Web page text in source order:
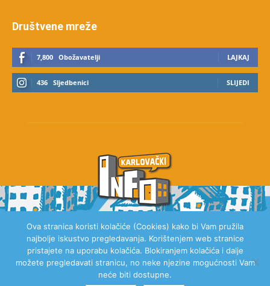
Društvene mreže
7,800 Obožavatelji LAJKAJ
436 Sljedbenici SLIJEDI
O NAMA
Ova stranica koristi kolačiće (Cookies) kako bi Vam pružila
najbolje iskustvo pregledavanja. Korištenjem web stranice
pristajete na uporabu kolačića. Blokiranjem kolačića i dalje
možete pregledavati stranicu, no neke njezine mogućnosti Vam
neće biti dostupne.